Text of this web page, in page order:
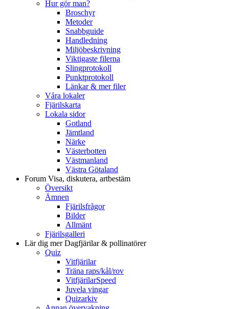
Hur gör man?
Broschyr
Metoder
Snabbguide
Handledning
Miljöbeskrivning
Viktigaste filerna
Slingprotokoll
Punktprotokoll
Länkar & mer filer
Våra lokaler
Fjärilskarta
Lokala sidor
Gotland
Jämtland
Närke
Västerbotten
Västmanland
Västra Götaland
Forum Visa, diskutera, artbestäm
Översikt
Ämnen
Fjärilsfrågor
Bilder
Allmänt
Fjärilsgalleri
Lär dig merDagfjärilar & pollinatörer
Quiz
Vitfjärilar
Träna raps/kål/rov
VitfjärilarSpeed
Juvela vingar
Quizarkiv